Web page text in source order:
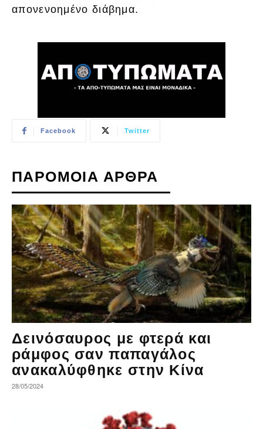
απονενοημένο διάβημα.
Facebook Twitter
ΠΑΡΟΜΟΙΑ ΑΡΘΡΑ
Δεινόσαυρος με φτερά και
ράμφος σαν παπαγάλος
ανακαλύφθηκε στην Κίνα
28/05/2024